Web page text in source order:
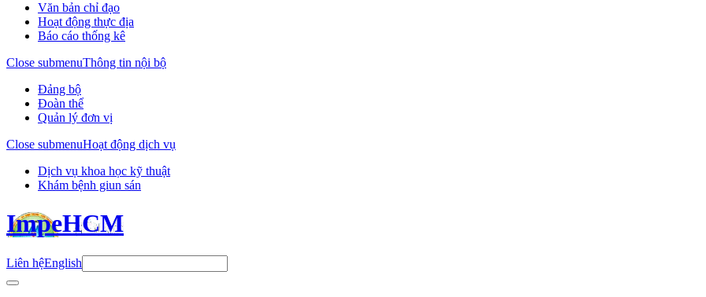
Văn bản chỉ đạo
Hoạt động thực địa
Báo cáo thống kê
Close submenuThông tin nội bộ
Đảng bộ
Đoàn thể
Quản lý đơn vị
Close submenuHoạt động dịch vụ
Dịch vụ khoa học kỹ thuật
Khám bệnh giun sán
ImpeHCM
Liên hệEnglish